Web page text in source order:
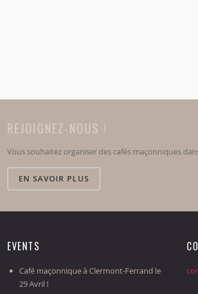
REJOIGNEZ-NOUS !
Vous souhaitez organiser des cafés maçonniques
EN SAVOIR PLUS
EVENTS
Café maçonnique à Clermont-Ferrand le
29 Avril !